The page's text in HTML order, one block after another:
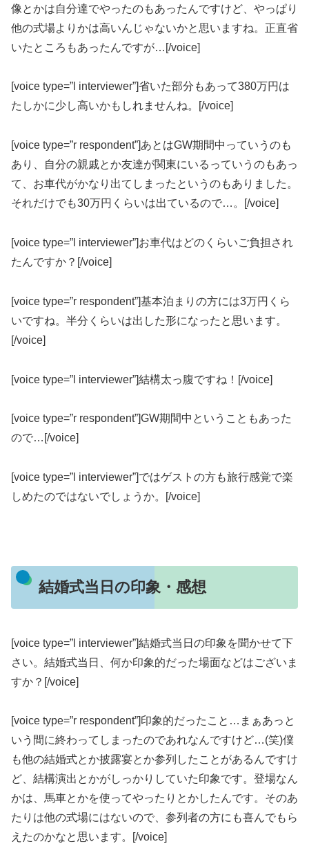
像とかは自分達でやったのもあったんですけど、やっぱり
他の式場よりかは高いんじゃないかと思いますね。正直省
いたところもあったんですが…[/voice]
[voice type=”l interviewer”]省いた部分もあって380万円は
たしかに少し高いかもしれませんね。[/voice]
[voice type=”r respondent”]あとはGW期間中っていうのも
あり、自分の親戚とか友達が関東にいるっていうのもあっ
て、お車代がかなり出てしまったというのもありました。
それだけでも30万円くらいは出ているので…。[/voice]
[voice type=”l interviewer”]お車代はどのくらいご負担され
たんですか？[/voice]
[voice type=”r respondent”]基本泊まりの方には3万円くら
いですね。半分くらいは出した形になったと思います。
[/voice]
[voice type=”l interviewer”]結構太っ腹ですね！[/voice]
[voice type=”r respondent”]GW期間中ということもあった
ので…[/voice]
[voice type=”l interviewer”]ではゲストの方も旅行感覚で楽
しめたのではないでしょうか。[/voice]
結婚式当日の印象・感想
[voice type=”l interviewer”]結婚式当日の印象を聞かせて下
さい。結婚式当日、何か印象的だった場面などはございま
すか？[/voice]
[voice type=”r respondent”]印象的だったこと…まぁあっと
いう間に終わってしまったのであれなんですけど…(笑)僕
も他の結婚式とか披露宴とか参列したことがあるんですけ
ど、結構演出とかがしっかりしていた印象です。登場なん
かは、馬車とかを使ってやったりとかしたんです。そのあ
たりは他の式場にはないので、参列者の方にも喜んでもら
えたのかなと思います。[/voice]